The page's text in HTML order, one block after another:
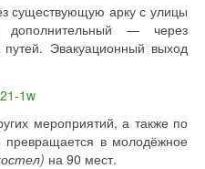
существующую арку с улицы
— через
Эвакуационный выход
мероприятий, а также по
превращается в молодёжное
на 90 мест.